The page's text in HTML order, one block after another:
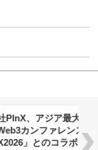
最大級のグロ
レンス
ラボレーショ